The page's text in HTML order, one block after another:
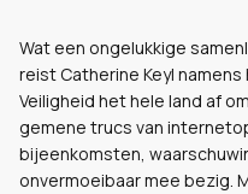
Wat een ongelukkige
reist Catherine Keyl
Veiligheid het hele land af
gemene trucs van
bijeenkomsten,
onvermoeibaar mee bezig.